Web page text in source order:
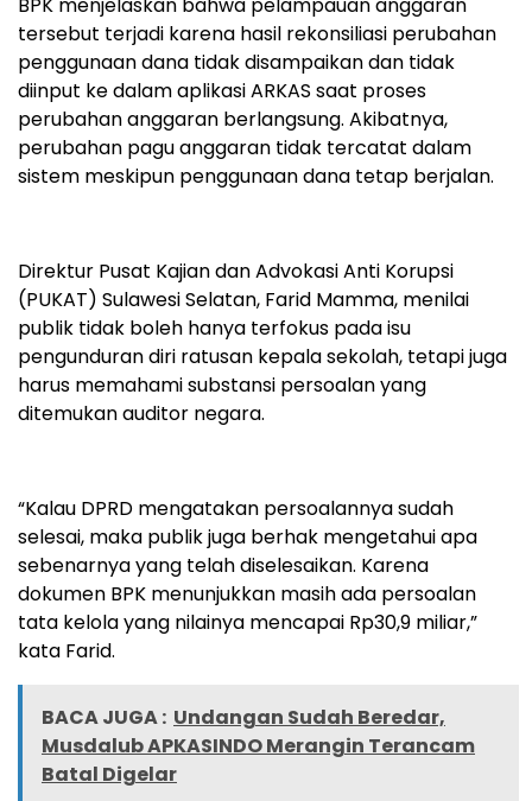
tersebut terjadi karena hasil rekonsiliasi perubahan
penggunaan dana tidak disampaikan dan tidak
diinput ke dalam aplikasi ARKAS saat proses
perubahan anggaran berlangsung. Akibatnya,
perubahan pagu anggaran tidak tercatat dalam
sistem meskipun penggunaan dana tetap berjalan.
Direktur Pusat Kajian dan Advokasi Anti Korupsi
(PUKAT) Sulawesi Selatan, Farid Mamma, menilai
publik tidak boleh hanya terfokus pada isu
pengunduran diri ratusan kepala sekolah, tetapi juga
harus memahami substansi persoalan yang
ditemukan auditor negara.
“Kalau DPRD mengatakan persoalannya sudah
selesai, maka publik juga berhak mengetahui apa
sebenarnya yang telah diselesaikan. Karena
dokumen BPK menunjukkan masih ada persoalan
tata kelola yang nilainya mencapai Rp30,9 miliar,”
kata Farid.
BACA JUGA : Undangan Sudah Beredar,
Musdalub APKASINDO Merangin Terancam
Batal Digelar